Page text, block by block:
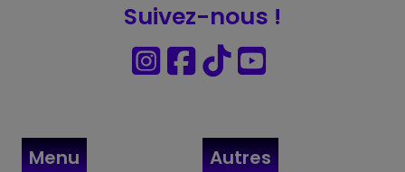
Suivez-nous !
Menu Autres